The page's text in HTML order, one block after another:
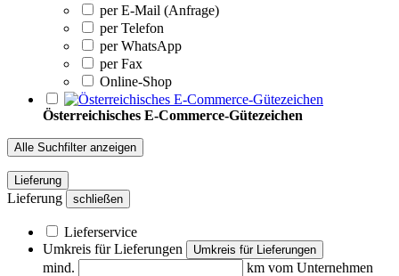
per E-Mail (Anfrage)
per Telefon
per WhatsApp
per Fax
Online-Shop
Österreichisches E-Commerce-Gütezeichen
Alle Suchfilter anzeigen
Lieferung
Lieferung schließen
Lieferservice
Umkreis für Lieferungen
Umkreis für Lieferungen
mind.
km vom Unternehmen